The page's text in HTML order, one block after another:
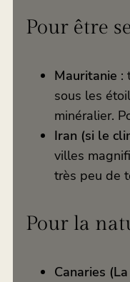
Pour être
Mauritanie :
sous les
minéralier.
Iran (si le
villes
très peu de
Pour la
Canaries